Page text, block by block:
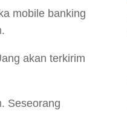
mobile banking
akan terkirim
Seseorang